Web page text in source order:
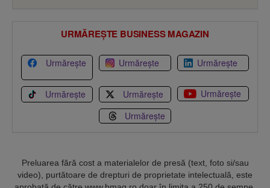
URMĂREȘTE BUSINESS MAGAZIN
Urmărește Urmărește Urmărește
Urmărește Urmărește
Urmărește
Urmărește
Preluarea fără cost a materialelor de presă (text, foto si/sau
video), purtătoare de drepturi de proprietate intelectuală, este